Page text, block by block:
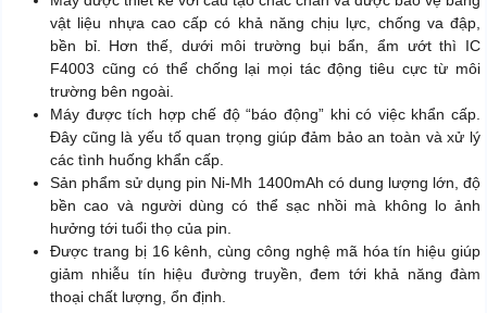
vật liệu nhựa cao cấp có khả năng chịu lực, chống va đập,
bền bỉ. Hơn thế, dưới môi trường bụi bẩn, ẩm ướt thì IC
F4003 cũng có thể chống lại mọi tác động tiêu cực từ môi
trường bên ngoài.
Máy được tích hợp chế độ “báo động” khi có việc khẩn cấp.
Đây cũng là yếu tố quan trọng giúp đảm bảo an toàn và xử lý
các tình huống khẩn cấp.
Sản phẩm sử dụng pin Ni-Mh 1400mAh có dung lượng lớn, độ
bền cao và người dùng có thể sạc nhồi mà không lo ảnh
hưởng tới tuổi thọ của pin.
Được trang bị 16 kênh, cùng công nghệ mã hóa tín hiệu giúp
giảm nhiễu tín hiệu đường truyền, đem tới khả năng đàm
thoại chất lượng, ổn định.